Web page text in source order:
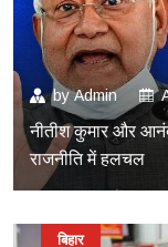
byAdmin
नीतीश कुमार और
राजनीति में हलचल
बिहार